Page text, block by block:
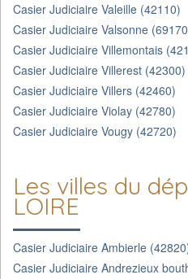
Casier Judiciaire Valeille (42110)
Casier Judiciaire Valsonne
Casier Judiciaire Villemontais
Casier Judiciaire Villerest (42300)
Casier Judiciaire Villers (42460)
Casier Judiciaire Violay (42780)
Casier Judiciaire Vougy (42720)
Les villes du
LOIRE
Casier Judiciaire Ambierle
Casier Judiciaire Andrezieux